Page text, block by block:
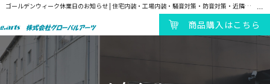
ゴールデンウィーク休業日のお知らせ | 住宅内装・工場内装・騒音対策・防音対策・近隣対策・吸音対策・遮音対策・静音ブース製造販売｜株式会社グローバルアーツ
商品購入はこちら